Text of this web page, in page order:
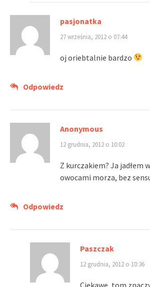
pasjonatka
27 września, 2012 o 07:44
oj oriebtalnie bardzo
Odpowiedz
Anonymous
12 grudnia, 2012 o 10:02
Z kurczakiem? Ja jadłem
owocami morza, bez
Odpowiedz
Paszczak
12 grudnia, 2012 o 10:36
Ciekawe, tom